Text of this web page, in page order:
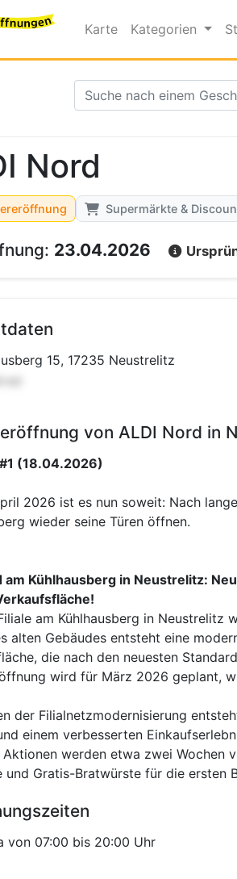
Karte Kategorien
Nord
Supermärkte &
23.04.2026
15, 17235 Neustrelitz
von ALDI Nord in
#1 (18.04.2026)
2026 ist es nun soweit: Nach
wieder seine Türen öffnen.
am Kühlhausberg in Neustrelitz:
am Kühlhausberg in Neustrelitz
alten Gebäudes entsteht eine
die nach den neuesten
wird für März 2026 geplant,
der Filialnetzmodernisierung
einem verbesserten
werden etwa zwei Wochen
und Gratis-Bratwürste für die ersten
von 07:00 bis 20:00 Uhr